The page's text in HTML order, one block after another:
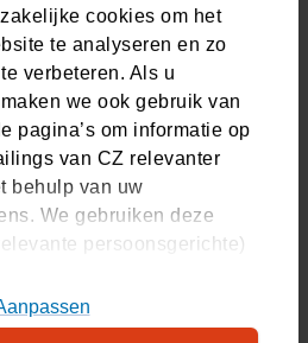
cookies om het
te analyseren en zo
verbeteren. Als u
we ook gebruik van
pagina’s om informatie op
van CZ relevanter
behulp van uw
We gebruiken deze
persoonsgerichte)
met het plaatsen van alle
cookies, of uw
bij te dragen.
Jojanneke
als ik snel opsta,
bloeddruk?
dat ik naar de